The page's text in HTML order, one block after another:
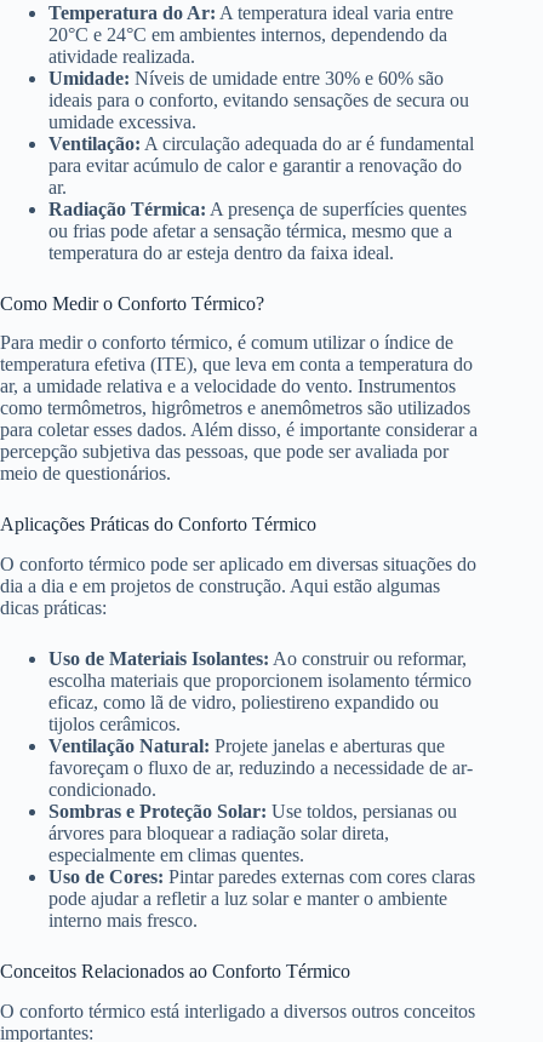
Temperatura do Ar: A temperatura ideal varia entre
20°C e 24°C em ambientes internos, dependendo da
atividade realizada.
Umidade: Níveis de umidade entre 30% e 60% são
ideais para o conforto, evitando sensações de secura ou
umidade excessiva.
Ventilação: A circulação adequada do ar é fundamental
para evitar acúmulo de calor e garantir a renovação do
ar.
Radiação Térmica: A presença de superfícies quentes
ou frias pode afetar a sensação térmica, mesmo que a
temperatura do ar esteja dentro da faixa ideal.
Como Medir o Conforto Térmico?
Para medir o conforto térmico, é comum utilizar o índice de
temperatura efetiva (ITE), que leva em conta a temperatura do
ar, a umidade relativa e a velocidade do vento. Instrumentos
como termômetros, higrômetros e anemômetros são utilizados
para coletar esses dados. Além disso, é importante considerar a
percepção subjetiva das pessoas, que pode ser avaliada por
meio de questionários.
Aplicações Práticas do Conforto Térmico
O conforto térmico pode ser aplicado em diversas situações do
dia a dia e em projetos de construção. Aqui estão algumas
dicas práticas:
Uso de Materiais Isolantes: Ao construir ou reformar,
escolha materiais que proporcionem isolamento térmico
eficaz, como lã de vidro, poliestireno expandido ou
tijolos cerâmicos.
Ventilação Natural: Projete janelas e aberturas que
favoreçam o fluxo de ar, reduzindo a necessidade de ar-
condicionado.
Sombras e Proteção Solar: Use toldos, persianas ou
árvores para bloquear a radiação solar direta,
especialmente em climas quentes.
Uso de Cores: Pintar paredes externas com cores claras
pode ajudar a refletir a luz solar e manter o ambiente
interno mais fresco.
Conceitos Relacionados ao Conforto Térmico
O conforto térmico está interligado a diversos outros conceitos
importantes: